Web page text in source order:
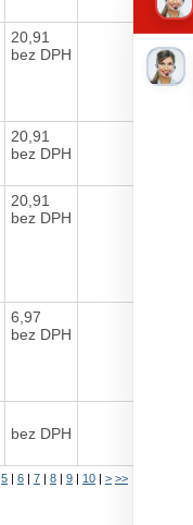
20,91
bez DPH
20,91
bez DPH
20,91
bez DPH
6,97
bez DPH
bez DPH
5| 6| 7| 8| 9| 10| > >>